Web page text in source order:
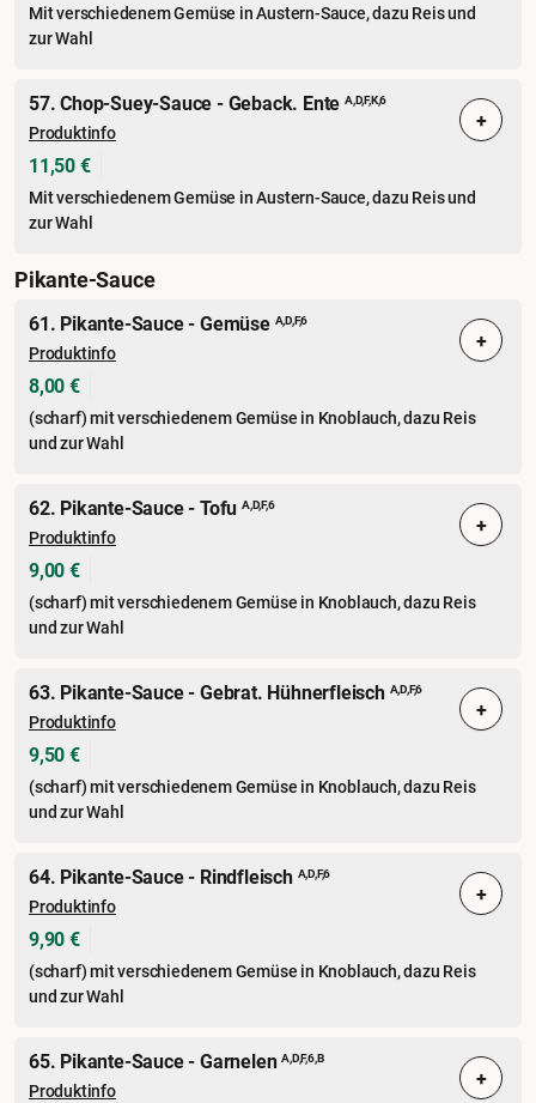
Mit verschiedenem Gemüse in Austern-Sauce, dazu Reis und
zur Wahl
57. Chop-Suey-Sauce - Geback. Ente A,D,F,K,6
Produktinfo
11,50 €
Mit verschiedenem Gemüse in Austern-Sauce, dazu Reis und
zur Wahl
+
Pikante-Sauce
61. Pikante-Sauce - Gemüse A,D,F,6
Produktinfo
8,00 €
(scharf) mit verschiedenem Gemüse in Knoblauch, dazu Reis
und zur Wahl
+
62. Pikante-Sauce - Tofu A,D,F,6
Produktinfo
9,00 €
(scharf) mit verschiedenem Gemüse in Knoblauch, dazu Reis
und zur Wahl
+
63. Pikante-Sauce - Gebrat. Hühnerfleisch A,D,F,6
Produktinfo
9,50 €
(scharf) mit verschiedenem Gemüse in Knoblauch, dazu Reis
und zur Wahl
+
64. Pikante-Sauce - Rindfleisch A,D,F,6
Produktinfo
9,90 €
(scharf) mit verschiedenem Gemüse in Knoblauch, dazu Reis
und zur Wahl
+
65. Pikante-Sauce - GarnelenA,D,F,6,B
Produktinfo +